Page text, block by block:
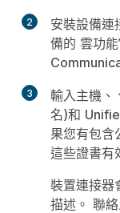
2 安裝設備連
備的 雲功
3 輸入主機 、
名)和
果您有包含
這些證書有
裝置連接器
描述。 聯